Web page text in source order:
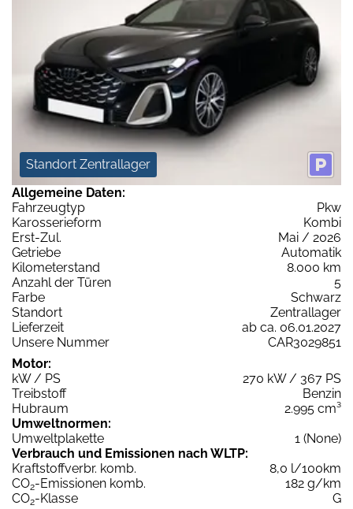
Standort Zentrallager
Allgemeine Daten:
Fahrzeugtyp
Pkw
Karosserieform
Kombi
Erst-Zul.
Mai / 2026
Getriebe
Automatik
Kilometerstand
8.000 km
Anzahl der Türen
5
Farbe
Schwarz
Standort
Zentrallager
Lieferzeit
ab ca. 06.01.2027
Unsere Nummer
CAR3029851
Motor:
kW / PS
270 kW / 367 PS
Treibstoff
Benzin
Hubraum
2.995 cm³
Umweltnormen:
Umweltplakette
1 (None)
Verbrauch und Emissionen nach WLTP:
Kraftstoffverbr. komb.
8,0 l/100km
CO2-Emissionen komb.
182 g/km
CO2-Klasse
G